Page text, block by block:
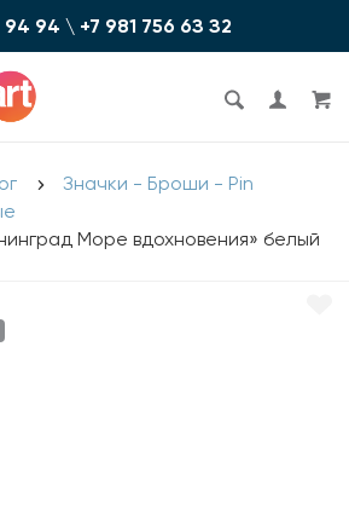
94 94 \ +7 981 756 6З З2
Значки - Броши - Pin
Море вдохновения» белый